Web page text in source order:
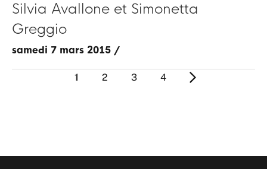
Silvia Avallone
Simonetta
Greggio
samedi 7 mars 2015 /
1 2 3 4